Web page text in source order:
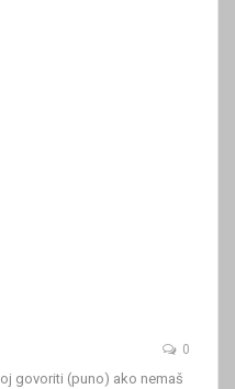
0
govoriti (puno) ako nemaš